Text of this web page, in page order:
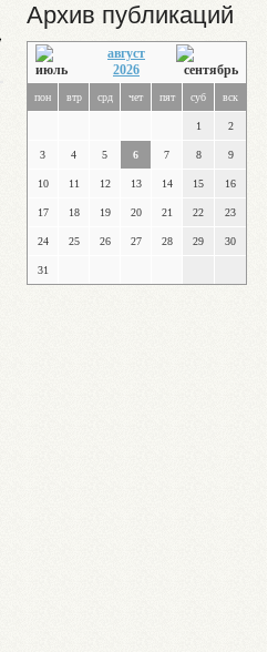
Архив публикаций
август
2026
пон втр срд чет пят суб вск
1 2
3 4 5 6 7 8 9
10 11 12 13 14 15 16
17 18 19 20 21 22 23
24 25 26 27 28 29 30
31